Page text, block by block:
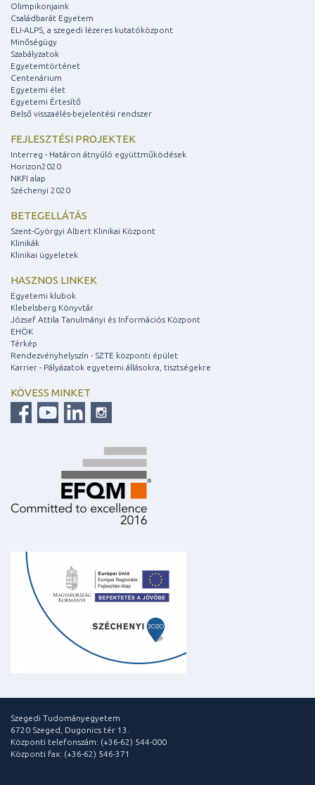
Olimpikonjaink
Családbarát Egyetem
ELI-ALPS, a szegedi lézeres kutatóközpont
Minőségügy
Szabályzatok
Egyetemtörténet
Centenárium
Egyetemi élet
Egyetemi Értesítő
Belső visszaélés-bejelentési rendszer
FEJLESZTÉSI PROJEKTEK
Interreg - Határon átnyúló együttműködések
Horizon2020
NKFI alap
Széchenyi 2020
BETEGELLÁTÁS
Szent-Györgyi Albert Klinikai Központ
Klinikák
Klinikai ügyeletek
HASZNOS LINKEK
Egyetemi klubok
Klebelsberg Könyvtár
József Attila Tanulmányi és Információs Központ
EHÖK
Térkép
Rendezvényhelyszín - SZTE központi épület
Karrier - Pályázatok egyetemi állásokra, tisztségekre
KÖVESS MINKET
Szegedi Tudományegyetem
6720 Szeged, Dugonics tér 13.
Központi telefonszám: (+36-62) 544-000
Központi fax: (+36-62) 546-371